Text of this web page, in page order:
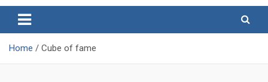
Севастополя
Севастополя
Home Cube of fame